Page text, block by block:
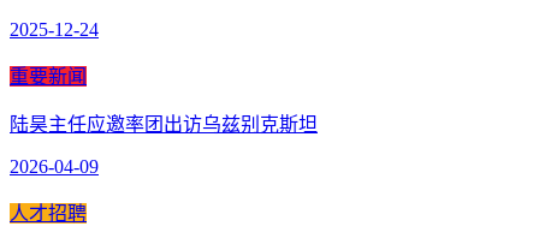
2025-12-24
重要新闻
陆昊主任应邀率团出访乌兹别克斯坦
2026-04-09
人才招聘